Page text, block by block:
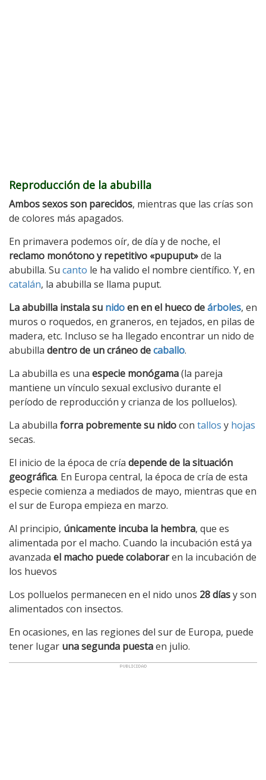
Reproducción de la abubilla
Ambos sexos son parecidos, mientras que las crías son
de colores más apagados.
En primavera podemos oír, de día y de noche, el
reclamo monótono y repetitivo «pupuput»de la
abubilla. Su canto le ha valido el nombre científico. Y, en
catalán, la abubilla se llama puput.
La abubilla instala su nidoen en el hueco deárboles, en
muros o roquedos, en graneros, en tejados, en pilas de
madera, etc. Incluso se ha llegado encontrar un nido de
abubilla dentro de un cráneo decaballo.
La abubilla es una especie monógama(la pareja
mantiene un vínculo sexual exclusivo durante el
período de reproducción y crianza de los polluelos).
La abubilla forra pobremente su nidocon tallos y hojas
secas.
El inicio de la época de cría depende de la situación
geográfica. En Europa central, la época de cría de esta
especie comienza a mediados de mayo, mientras que en
el sur de Europa empieza en marzo.
Al principio, únicamente incuba la hembra, que es
alimentada por el macho. Cuando la incubación está ya
avanzada el macho puede colaboraren la incubación de
los huevos
Los polluelos permanecen en el nido unos 28 díasy son
alimentados con insectos.
En ocasiones, en las regiones del sur de Europa, puede
tener lugar una segunda puestaen julio.